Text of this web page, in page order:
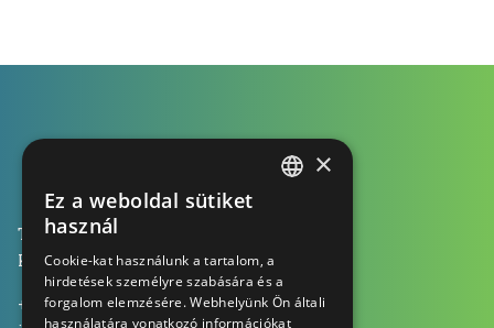
Tamplast Kft., 1053 Budapest
Kecskeméti utca 13. 2 em. 1.
+36 70 604 0041
GERMAN
×
Ez a weboldal sütiket
használ
Cookie-kat használunk a tartalom, a
hirdetések személyre szabására és a
forgalom elemzésére. Webhelyünk Ön általi
használatára vonatkozó információkat